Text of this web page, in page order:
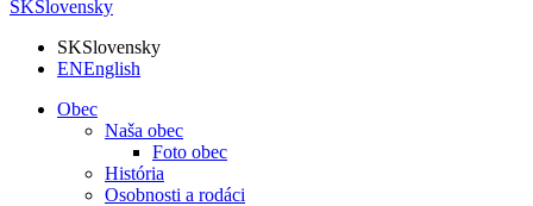
SKSlovensky
SKSlovensky
ENEnglish
Obec
Naša obec
Foto obec
História
Osobnosti a rodáci